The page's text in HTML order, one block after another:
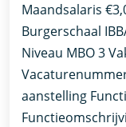
Maandsalaris
Burgerschaal
Niveau MBO 3
aanstelling​​